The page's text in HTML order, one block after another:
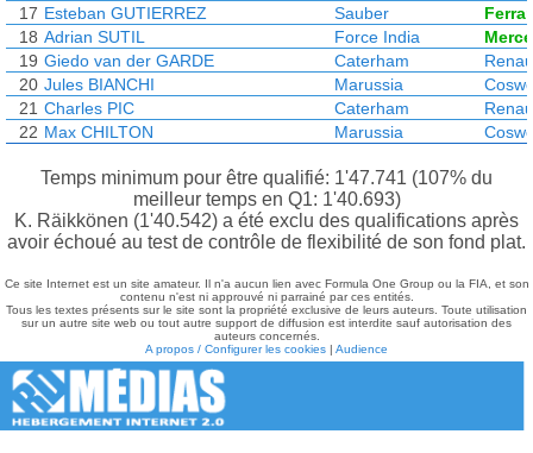
17 Esteban GUTIERREZ Sauber
18 Adrian SUTIL Force India
19 Giedo van der GARDE Caterham
20 Jules BIANCHI Marussia
21 Charles PIC Caterham
22 Max CHILTON Marussia
Temps minimum pour être qualifié: 1'47.741 (107% du
meilleur temps en Q1: 1'40.693)
K. Räikkönen (1'40.542) a été exclu des qualifications après
avoir échoué au test de contrôle de flexibilité de son fond plat.
Ce site Internet est un site amateur. Il n'a aucun lien avec Formula One Group ou la FIA, et son
contenu n'est ni approuvé ni parrainé par ces entités.
Tous les textes présents sur le site sont la propriété exclusive de leurs auteurs. Toute utilisation
sur un autre site web ou tout autre support de diffusion est interdite sauf autorisation des
auteurs concernés.
A propos / Configurer les cookies | Audience